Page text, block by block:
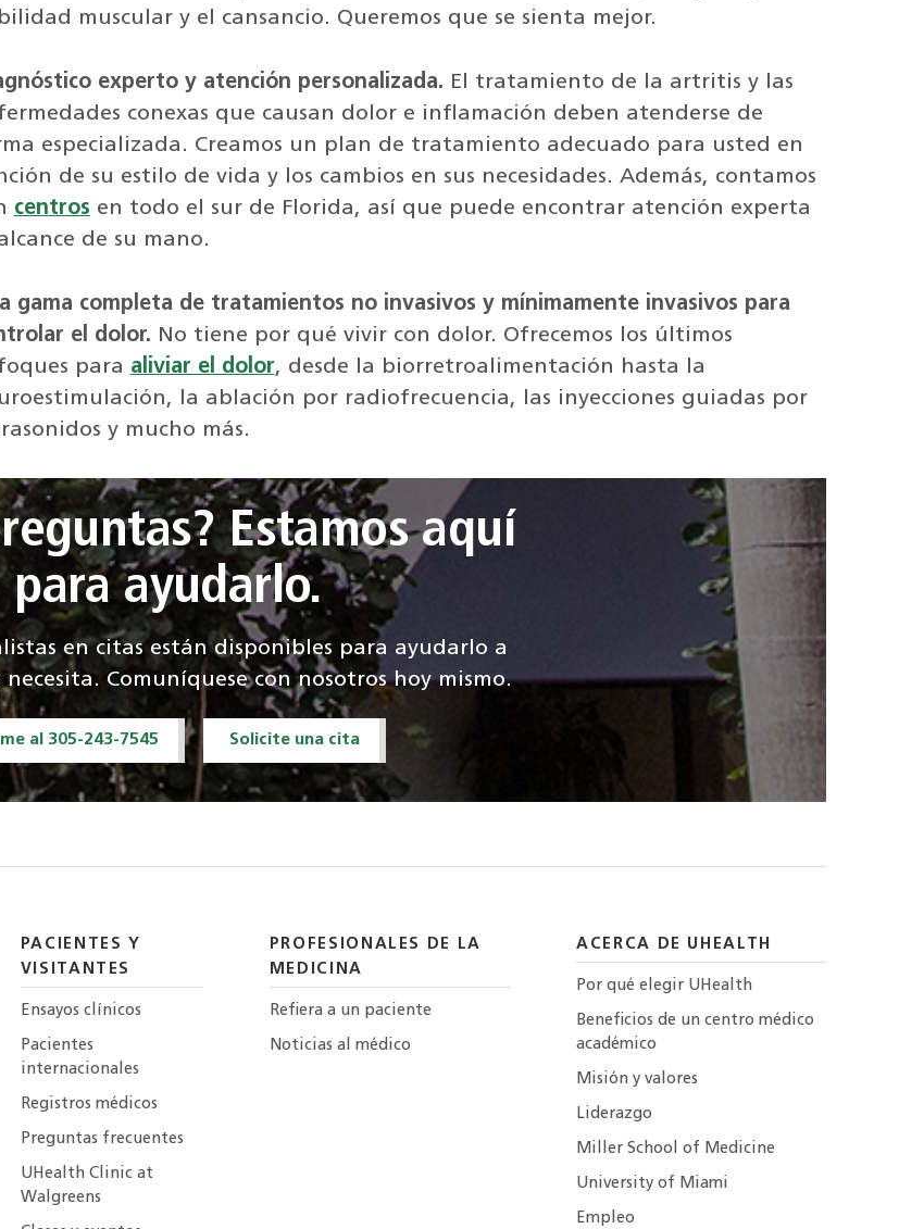
muscular y el cansancio. Queremos que se sienta mejor.
experto y atención personalizada. El tratamiento de la artritis y las
conexas que causan dolor e inflamación deben atenderse de
especializada. Creamos un plan de tratamiento adecuado para usted en
de su estilo de vida y los cambios en sus necesidades. Además, contamos
centros en todo el sur de Florida, así que puede encontrar atención experta
de su mano.
gama completa de tratamientos no invasivos y mínimamente invasivos para
el dolor. No tiene por qué vivir con dolor. Ofrecemos los últimos
para aliviar el dolor, desde la biorretroalimentación hasta la
la ablación por radiofrecuencia, las inyecciones guiadas por
y mucho más.
Estamos aquí
para ayudarlo.
en citas están disponibles para ayudarlo a
Comuníquese con nosotros hoy mismo.
al 305-243-7545 Solicite una cita
PACIENTES Y
VISITANTES
Ensayos clínicos
Pacientes
internacionales
Registros médicos
Preguntas frecuentes
UHealth Clinic at
Walgreens
PROFESIONALES DE LA
MEDICINA
Refiera a un paciente
Noticias al médico
ACERCA DE UHEALTH
Por qué elegir UHealth
Beneficios de un centro médico
académico
Misión y valores
Liderazgo
Miller School of Medicine
University of Miami
Empleo